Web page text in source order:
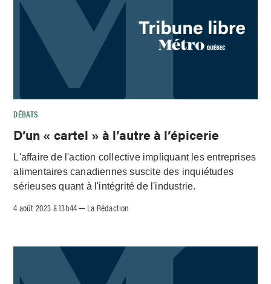
DÉBATS
D’un « cartel » à l’autre à l’épicerie
L'affaire de l'action collective impliquant les entreprises
alimentaires canadiennes suscite des inquiétudes
sérieuses quant à l'intégrité de l'industrie.
4 août 2023 à 13h44 – La Rédaction